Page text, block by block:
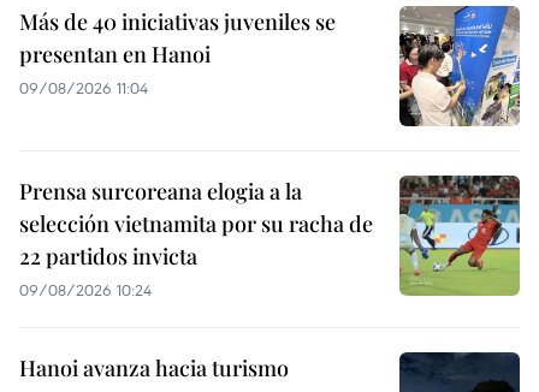
Más de 40 iniciativas juveniles se
presentan en Hanoi
09/08/2026 11:04
Prensa surcoreana elogia a la
selección vietnamita por su racha de
22 partidos invicta
09/08/2026 10:24
Hanoi avanza hacia turismo